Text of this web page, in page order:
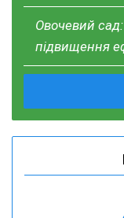
Овочевий
підвищення